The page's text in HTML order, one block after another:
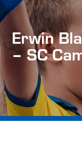
Erwin
– SC